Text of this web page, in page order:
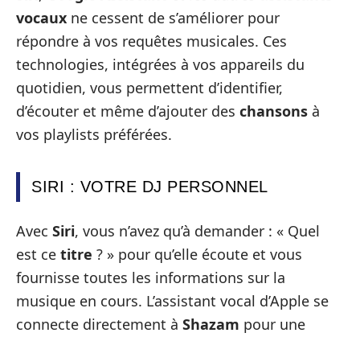
vocaux ne cessent de s’améliorer pour
répondre à vos requêtes musicales. Ces
technologies, intégrées à vos appareils du
quotidien, vous permettent d’identifier,
d’écouter et même d’ajouter des chansons à
vos playlists préférées.
SIRI : VOTRE DJ PERSONNEL
Avec Siri, vous n’avez qu’à demander : « Quel
est ce titre ? » pour qu’elle écoute et vous
fournisse toutes les informations sur la
musique en cours. L’assistant vocal d’Apple se
connecte directement à Shazam pour une